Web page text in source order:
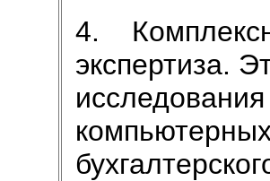
4.
экспертиза.